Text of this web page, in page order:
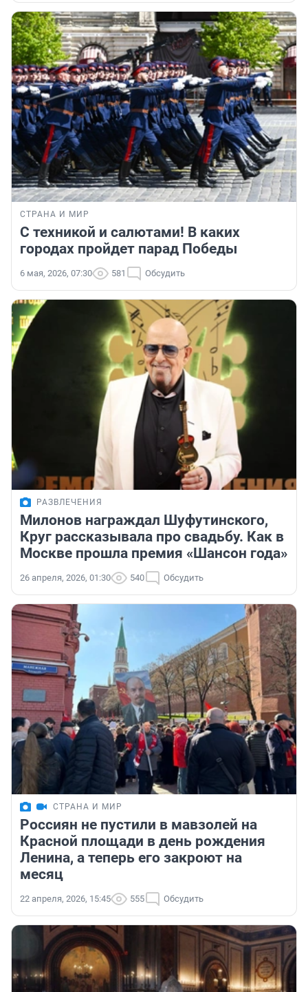
СТРАНА И МИР
С техникой и салютами! В каких
городах пройдет парад Победы
6 мая, 2026, 07:30 581 Обсудить
РАЗВЛЕЧЕНИЯ
Милонов награждал Шуфутинского,
Круг рассказывала про свадьбу. Как в
Москве прошла премия «Шансон года»
26 апреля, 2026, 01:30 540 Обсудить
СТРАНА И МИР
Россиян не пустили в мавзолей на
Красной площади в день рождения
Ленина, а теперь его закроют на
месяц
22 апреля, 2026, 15:45 555 Обсудить